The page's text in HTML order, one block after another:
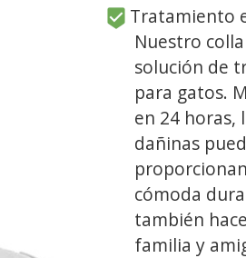
Tratamiento
Nuestro
solución de
para gatos.
en 24 horas,
dañinas
cómoda
también
familia y